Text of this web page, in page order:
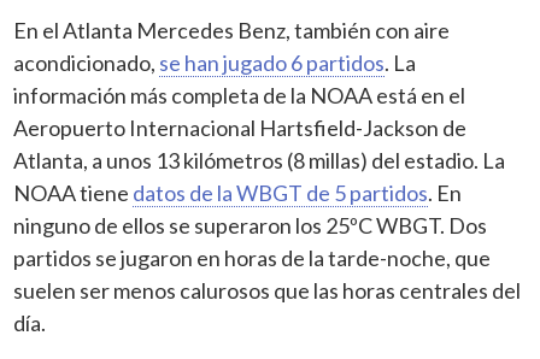
En el Atlanta Mercedes Benz, también con aire
acondicionado, se han jugado 6 partidos. La
información más completa de la NOAA está en el
Aeropuerto Internacional Hartsfield-Jackson de
Atlanta, a unos 13 kilómetros (8 millas) del estadio. La
NOAA tiene datos de la WBGT de 5 partidos. En
ninguno de ellos se superaron los 25ºC WBGT. Dos
partidos se jugaron en horas de la tarde-noche, que
suelen ser menos calurosos que las horas centrales del
día.